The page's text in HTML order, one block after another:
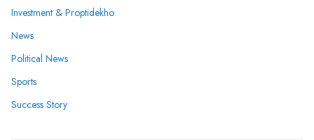
Investment & Proptidekho
News
Political News
Sports
Success Story